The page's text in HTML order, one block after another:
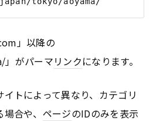
」以降の
」がパーマリンクになります。
イトによって異なり、カテゴリ
合や、 ページのIDのみを表示